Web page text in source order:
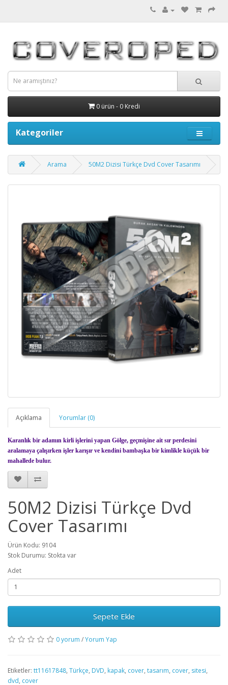
0 ürün - 0 Kredi
Kategoriler
Arama 50M2 Dizisi Türkçe Dvd Cover Tasarımı
Açıklama Yorumlar (0)
Karanlık bir adamın kirli işlerini yapan Gölge, geçmişine ait sır perdesini
aralamaya çalışırken işler karışır ve kendini bambaşka bir kimlikle küçük bir
mahallede bulur.
50M2 Dizisi Türkçe Dvd
Cover Tasarımı
Ürün Kodu: 9104
Stok Durumu: Stokta var
Adet
Sepete Ekle
0 yorum /Yorum Yap
Etiketler: tt11617848, Türkçe, DVD, kapak, cover, tasarım, cover, sitesi,
dvd, cover